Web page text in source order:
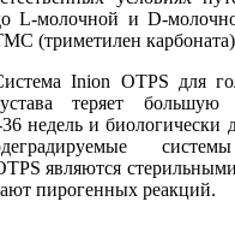
L-молочной и D-
(триметилен
Inion OTPS для
теряет большую
недель и биологически
являются
пирогенных реакций.